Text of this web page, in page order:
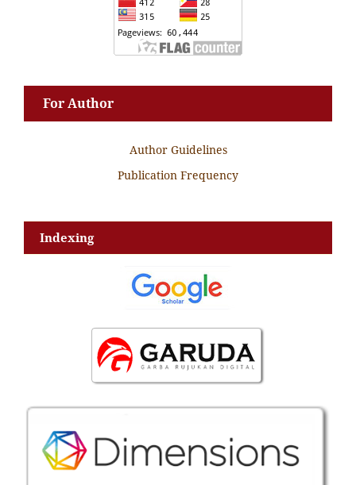
For Author
Author Guidelines
Publication Frequency
Indexing